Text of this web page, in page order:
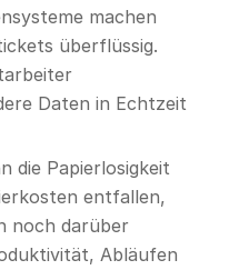
machen
überflüssig.
Daten in Echtzeit
die Papierlosigkeit
entfallen,
noch darüber
Abläufen